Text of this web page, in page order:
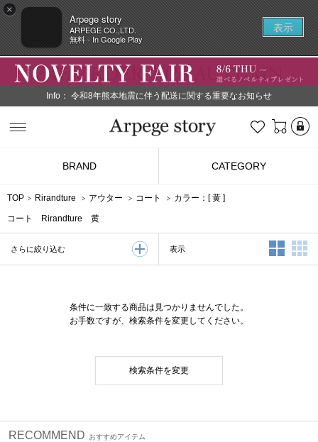
×
Arpege story
ARPEGE CO.,LTD.
無料 - In Google Play
表示
Info： 令和8年熊本地震に伴う配送に関する重要なお知らせ
お気に入り
BRAND CATEGORY
TOP Rirandture アウター コート カラー：[黄 ]
コート Rirandture 黄
さらに絞り込む 表示 2列表示
条件に一致する商品は見つかりませんでした。
お手数ですが、検索条件を変更してください。
検索条件を変更
RECOMMEND おすすめアイテム